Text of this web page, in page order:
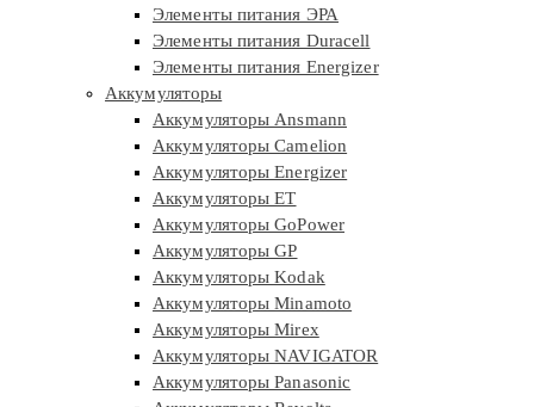
Элементы питания ЭРА
Элементы питания Duracell
Элементы питания Energizer
Аккумуляторы
Аккумуляторы Ansmann
Аккумуляторы Camelion
Аккумуляторы Energizer
Аккумуляторы ET
Аккумуляторы GoPower
Аккумуляторы GP
Аккумуляторы Kodak
Аккумуляторы Minamoto
Аккумуляторы Mirex
Аккумуляторы NAVIGATOR
Аккумуляторы Panasonic